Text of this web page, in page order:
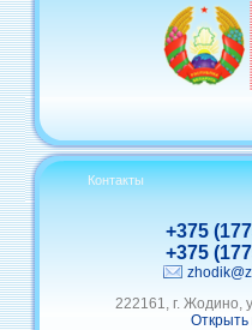
Контакты
+375
+375
222161, г. Жодино,
Открыть